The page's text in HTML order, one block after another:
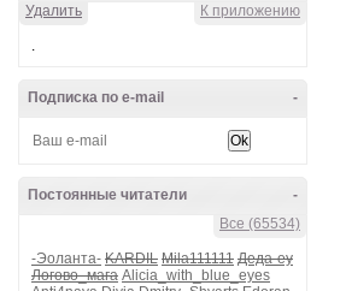
К приложению
Удалить
.
-
Подписка по e-mail
-
Постоянные читатели
Все (65534)
-Эоланта- KARDIL Mila111111 Деда-еу
Логово_мага Alicia_with_blue_eyes